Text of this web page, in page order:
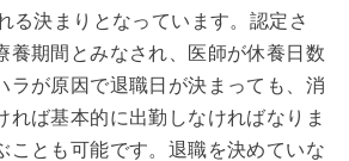
る決まりとなっています。認定さ
養期間とみなされ、医師が休養日数
ラが原因で退職日が決まっても、消
れば基本的に出勤しなければなりま
ことも可能です。退職を決めていな